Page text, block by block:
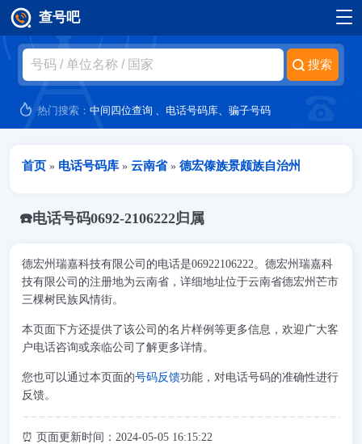
跳转到主要内容
查号吧
热门搜索：中间四位查询 、 电话号码库、骗子号码
当前位置
首页 » 电话号码库 » 云南省 » 德宏傣族景颇族自治州
☎️电话号码0692-2106222归属
德宏州瑞嘉科技有限公司的电话是06922106222。德宏州瑞嘉科
技有限公司的注册地为云南省，详细地址位于云南省德宏州芒市
三棵树民族风情街。
本页面下方还提供了该公司的名片样例等更多信息，欢迎广大客
户电话咨询或亲临公司了解更多详情。
您也可以通过本页面的号码反馈功能，对电话号码的准确性进行
反馈。
⏰ 页面更新时间：2024-05-05 16:15:22